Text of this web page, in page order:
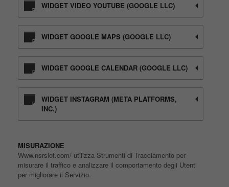
WIDGET VIDEO YOUTUBE (GOOGLE LLC)
WIDGET GOOGLE MAPS (GOOGLE LLC)
WIDGET GOOGLE CALENDAR (GOOGLE LLC)
WIDGET INSTAGRAM (META PLATFORMS,
INC.)
MISURAZIONE
Www.nsrslot.com/ utilizza Strumenti di Tracciamento per
misurare il traffico e analizzare il comportamento degli Utenti
per migliorare il Servizio.